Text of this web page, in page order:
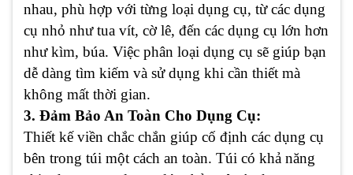
nhau, phù hợp với từng loại dụng cụ, từ các dụng
cụ nhỏ như tua vít, cờ lê, đến các dụng cụ lớn hơn
như kìm, búa. Việc phân loại dụng cụ sẽ giúp bạn
dễ dàng tìm kiếm và sử dụng khi cần thiết mà
không mất thời gian.
3. Đảm Bảo An Toàn Cho Dụng Cụ:
Thiết kế viền chắc chắn giúp cố định các dụng cụ
bên trong túi một cách an toàn. Túi có khả năng